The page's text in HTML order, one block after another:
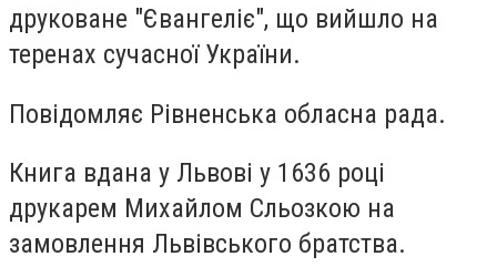
друковане "Євангеліє", що вийшло на
теренах сучасної України.
Повідомляє Рівненська обласна рада.
Книга вдана у Львові у 1636 році
друкарем Михайлом Сльозкою на
замовлення Львівського братства.